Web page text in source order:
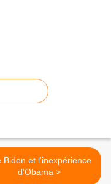
Biden et l'inexpérience
d'Obama >